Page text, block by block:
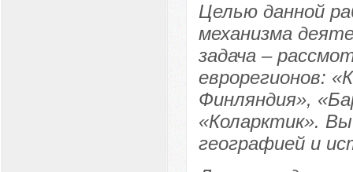
Целью данной
механизма
задача –
еврорегионов:
Финляндия»,
«Коларктик».
географией и